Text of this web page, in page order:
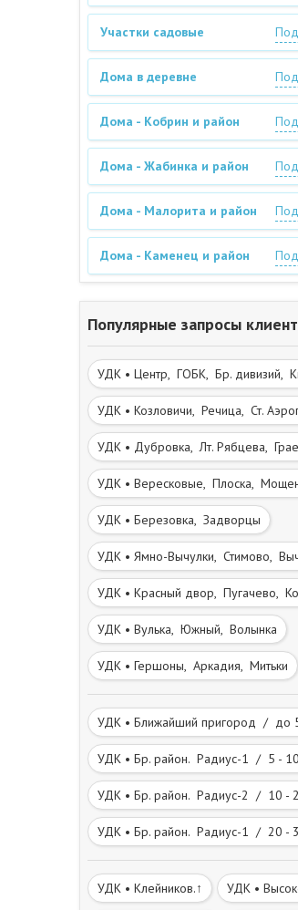
Участки садовые
Дома в деревне
Дома - Кобрин и район
Дома - Жабинка и район
Дома - Малорита и район
Дома - Каменец и район
Популярные запросы
УДК • Центр, ГОБК, Бр. дивизий,
УДК • Козловичи, Речица, Ст.
УДК • Дубровка, Лт. Рябцева,
УДК • Вересковые, Плоска,
УДК • Березовка, Задворцы
УДК • Ямно-Вычулки, Стимово,
УДК • Красный двор, Пугачево,
УДК • Вулька, Южный, Волынка
УДК • Гершоны, Аркадия, Митьки
УДК • Ближайший пригород / до
УДК • Бр. район. Радиус-1 / 5 -
УДК • Бр. район. Радиус-2 / 10 -
УДК • Бр. район. Радиус-1 / 20 -
УДК • Клейников.↑ УДК •